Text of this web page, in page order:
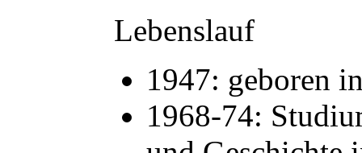
Lebenslauf
1947: geboren
1968-74: